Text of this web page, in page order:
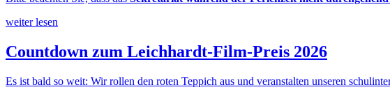
weiter lesen
Countdown zum Leichhardt-Film-Preis 2026
Es ist bald so weit: Wir rollen den roten Teppich aus und veranstalten unseren